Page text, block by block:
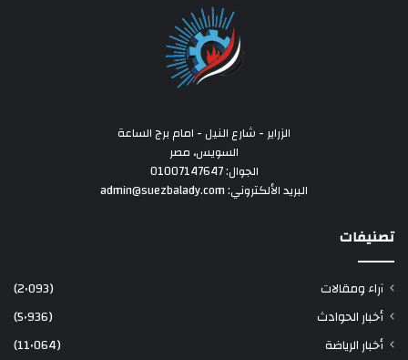
الزراير - شارع النيل - امام برج الساعة
السويس، مصر
الجوال: 01007147647
البريد الألكتروني: admin@suezbalady.com
تصنيفات
آراء ومقالات
(2٬093)
أخبار الحوادث
(5٬936)
أخبار الرياضة
(11٬064)